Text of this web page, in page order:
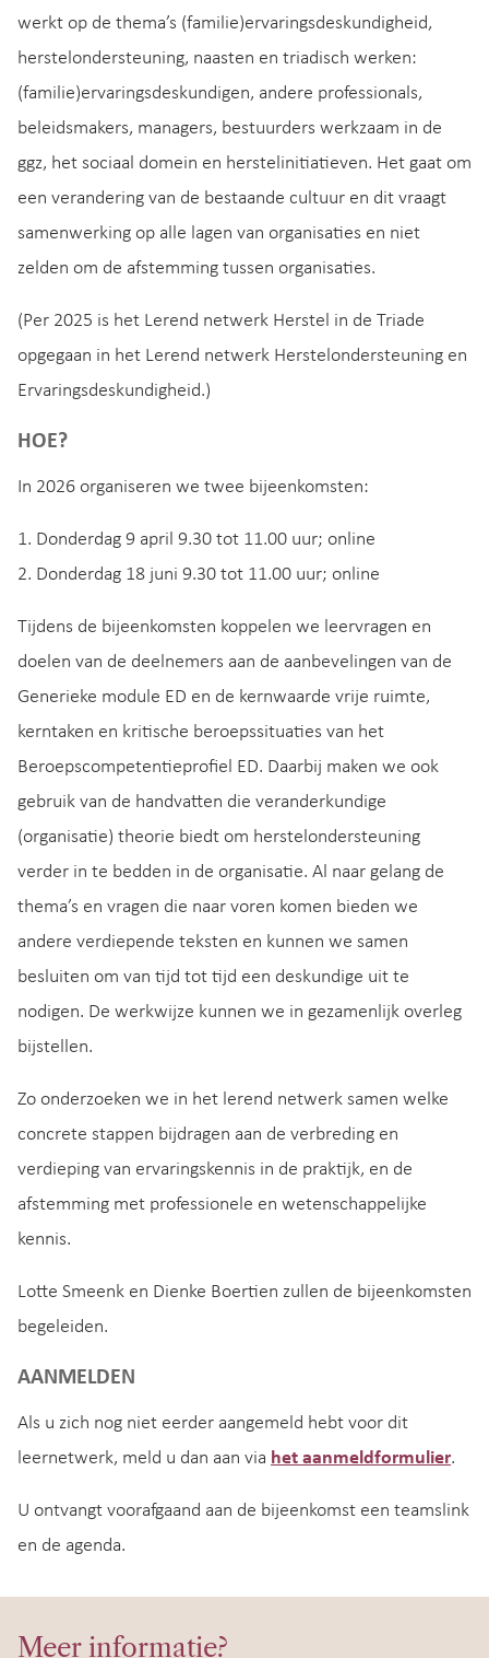
werkt op de thema’s (familie)ervaringsdeskundigheid,
herstelondersteuning, naasten en triadisch werken:
(familie)ervaringsdeskundigen, andere professionals,
beleidsmakers, managers, bestuurders werkzaam in de
ggz, het sociaal domein en herstelinitiatieven. Het gaat om
een verandering van de bestaande cultuur en dit vraagt
samenwerking op alle lagen van organisaties en niet
zelden om de afstemming tussen organisaties.
(Per 2025 is het Lerend netwerk Herstel in de Triade
opgegaan in het Lerend netwerk Herstelondersteuning en
Ervaringsdeskundigheid.)
HOE?
In 2026 organiseren we twee bijeenkomsten:
1. Donderdag 9 april 9.30 tot 11.00 uur; online
2. Donderdag 18 juni 9.30 tot 11.00 uur; online
Tijdens de bijeenkomsten koppelen we leervragen en
doelen van de deelnemers aan de aanbevelingen van de
Generieke module ED en de kernwaarde vrije ruimte,
kerntaken en kritische beroepssituaties van het
Beroepscompetentieprofiel ED. Daarbij maken we ook
gebruik van de handvatten die veranderkundige
(organisatie) theorie biedt om herstelondersteuning
verder in te bedden in de organisatie. Al naar gelang de
thema’s en vragen die naar voren komen bieden we
andere verdiepende teksten en kunnen we samen
besluiten om van tijd tot tijd een deskundige uit te
nodigen. De werkwijze kunnen we in gezamenlijk overleg
bijstellen.
Zo onderzoeken we in het lerend netwerk samen welke
concrete stappen bijdragen aan de verbreding en
verdieping van ervaringskennis in de praktijk, en de
afstemming met professionele en wetenschappelijke
kennis.
Lotte Smeenk en Dienke Boertien zullen de bijeenkomsten
begeleiden.
AANMELDEN
Als u zich nog niet eerder aangemeld hebt voor dit
leernetwerk, meld u dan aan via het aanmeldformulier.
U ontvangt voorafgaand aan de bijeenkomst een teamslink
en de agenda.
Meer informatie?